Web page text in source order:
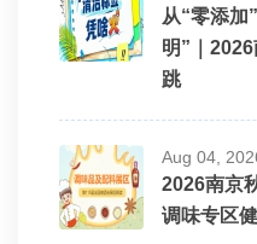
从“零添加
明”｜
跳
Aug 04,
2026南京
调味专区